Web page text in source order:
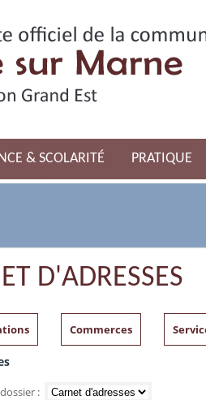
& SCOLARITÉ PRATIQUE
D'ADRESSES
Commerces
: